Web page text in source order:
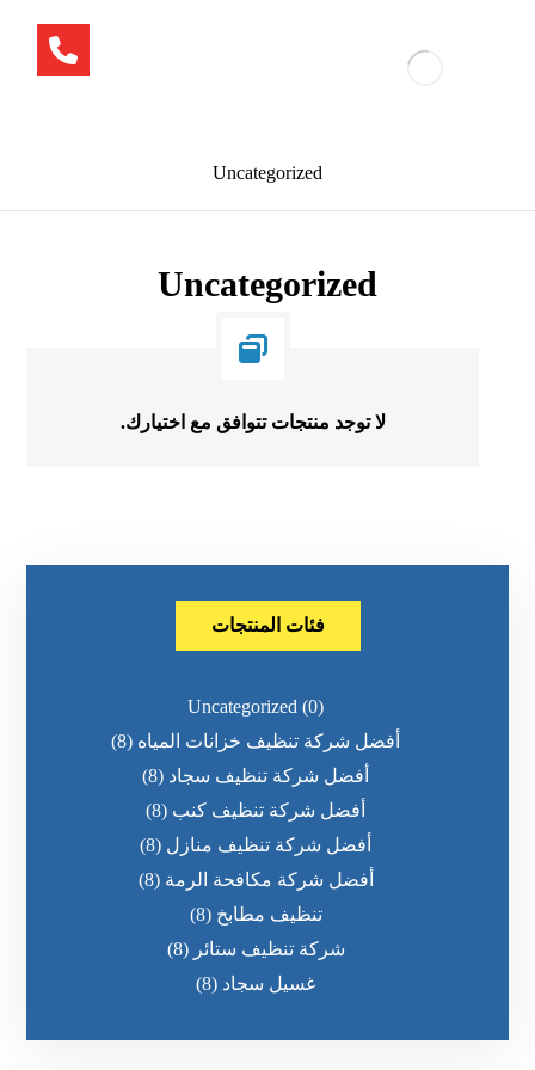
Uncategorized
Uncategorized
لا توجد منتجات تتوافق مع اختيارك.
فئات المنتجات
Uncategorized (0)
أفضل شركة تنظيف خزانات المياه (8)
أفضل شركة تنظيف سجاد (8)
أفضل شركة تنظيف كنب (8)
أفضل شركة تنظيف منازل (8)
أفضل شركة مكافحة الرمة (8)
تنظيف مطابخ (8)
شركة تنظيف ستائر (8)
غسيل سجاد (8)